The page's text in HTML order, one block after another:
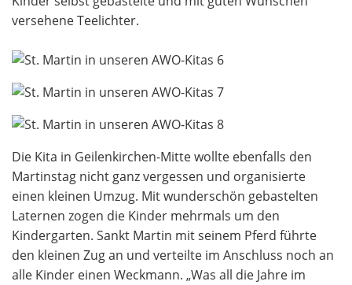
versehene Teelichter.
Die Kita in Geilenkirchen-Mitte wollte ebenfalls den
Martinstag nicht ganz vergessen und organisierte
einen kleinen Umzug. Mit wunderschön gebastelten
Laternen zogen die Kinder mehrmals um den
Kindergarten. Sankt Martin mit seinem Pferd führte
den kleinen Zug an und verteilte im Anschluss noch an
alle Kinder einen Weckmann. „Was all die Jahre im